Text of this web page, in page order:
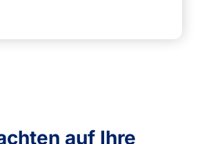
auf Ihre